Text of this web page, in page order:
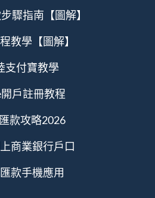
驟指南【圖解】
教學【圖解】
支付寶教學
戶註冊教程
款攻略2026
商業銀行戶口
款手機應用